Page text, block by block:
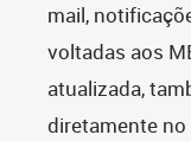
mail,
voltadas aos
atualizada,
diretamente no